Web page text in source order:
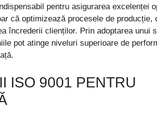
pentru asigurarea excelenței
că optimizează procesele de producție,
încrederii clienților. Prin adoptarea unui
pot atinge niveluri superioare de
ISO 9001 PENTRU